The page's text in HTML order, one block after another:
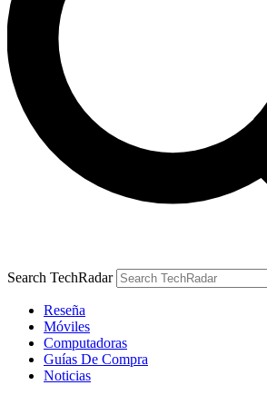
Search TechRadar
Reseña
Móviles
Computadoras
Guías De Compra
Noticias